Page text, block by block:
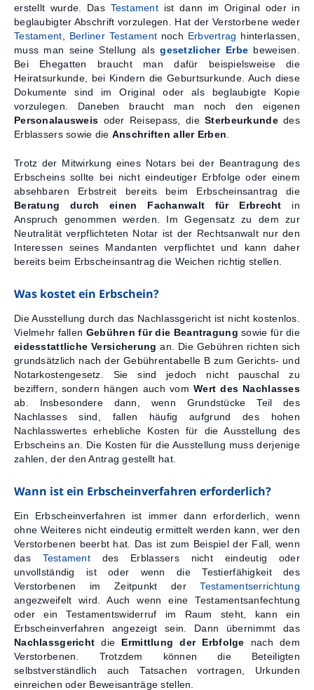
erstellt wurde. Das Testament ist dann im Original oder in
beglaubigter Abschrift vorzulegen. Hat der Verstorbene weder
Testament
Berliner Testament noch Erbvertrag hinterlassen,
muss man seine Stellung alsgesetzlicher Erbe beweisen.
Bei Ehegatten braucht man dafür beispielsweise die
Heiratsurkunde, bei Kindern die Geburtsurkunde. Auch diese
Dokumente sind im Original oder als beglaubigte Kopie
vorzulegen. Daneben braucht man noch den eigenen
Personalausweis oder Reisepass, dieSterbeurkundedes
Erblassers sowie die Anschriften aller Erben
Trotz der Mitwirkung eines Notars bei der Beantragung des
Erbscheins sollte bei nicht eindeutiger Erbfolge oder einem
absehbaren Erbstreit bereits beim Erbscheinsantrag die
Beratung durch einen Fachanwalt für Erbrecht in
Anspruch genommen werden. Im Gegensatz zu dem zur
Neutralität verpflichteten Notar ist der Rechtsanwalt nur den
Interessen seines Mandanten verpflichtet und kann daher
bereits beim Erbscheinsantrag die Weichen richtig stellen.
Was kostet ein Erbschein?
Die Ausstellung durch das Nachlassgericht ist nicht kostenlos.
Vielmehr fallen Gebühren für die Beantragung sowie für die
eidesstattliche Versicherung an. Die Gebühren richten sich
grundsätzlich nach der Gebührentabelle B zum Gerichts- und
Notarkostengesetz. Sie sind jedoch nicht pauschal zu
beziffern, sondern hängen auch vom Wert des Nachlasses
ab. Insbesondere dann, wenn Grundstücke Teil des
Nachlasses sind, fallen häufig aufgrund des hohen
Nachlasswertes erhebliche Kosten für die Ausstellung des
Erbscheins an. Die Kosten für die Ausstellung muss derjenige
zahlen, der den Antrag gestellt hat.
Wann ist ein Erbscheinverfahren erforderlich?
Ein Erbscheinverfahren ist immer dann erforderlich, wenn
ohne Weiteres nicht eindeutig ermittelt werden kann, wer den
Verstorbenen beerbt hat. Das ist zum Beispiel der Fall, wenn
das Testament des Erblassers nicht eindeutig oder
unvollständig ist oder wenn die Testierfähigkeit des
Verstorbenen im Zeitpunkt derTestamentserrichtung
angezweifelt wird. Auch wenn eine Testamentsanfechtung
oder ein Testamentswiderruf im Raum steht, kann ein
Erbscheinverfahren angezeigt sein. Dann übernimmt das
Nachlassgericht die Ermittlung der Erbfolge nach dem
Verstorbenen. Trotzdem können die Beteiligten
selbstverständlich auch Tatsachen vortragen, Urkunden
einreichen oder Beweisanträge stellen.